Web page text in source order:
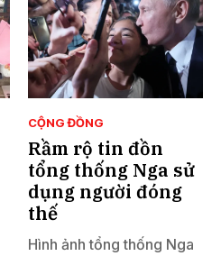
CỘNG ĐỒNG
Rầm rộ tin đồn
tổng thống Nga sử
dụng người đóng
thế
Hình ảnh tổng thống Nga